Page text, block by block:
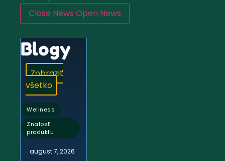
Close News Open News
Blogy
Zobraziť
všetko
Wellness ,
Znalosť
produktu
august 7, 2026